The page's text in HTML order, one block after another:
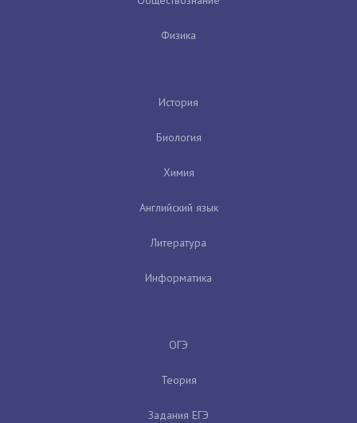
Физика
История
Биология
Химия
Английский язык
Литература
Информатика
ОГЭ
Теория
Задания ЕГЭ